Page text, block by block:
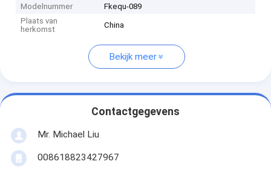
Modelnummer
Fkequ-089
Plaats van
herkomst
China
Bekijk meer
Contactgegevens
Mr. Michael Liu
008618823427967